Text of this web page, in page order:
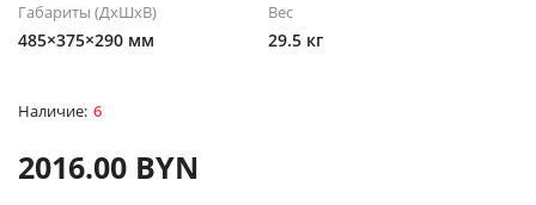
Габариты (ДхШхВ)
485×375×290 мм
Вес
29.5 кг
6
2016.00 BYN